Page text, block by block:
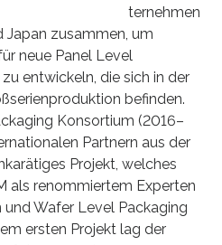
ternehmen
Japan zusammen, um
neue Panel Level
entwickeln, die sich in der
befinden.
Konsortium (2016–
Partnern aus der
Projekt, welches
als renommiertem Experten
Wafer Level Packaging
ersten Projekt lag der